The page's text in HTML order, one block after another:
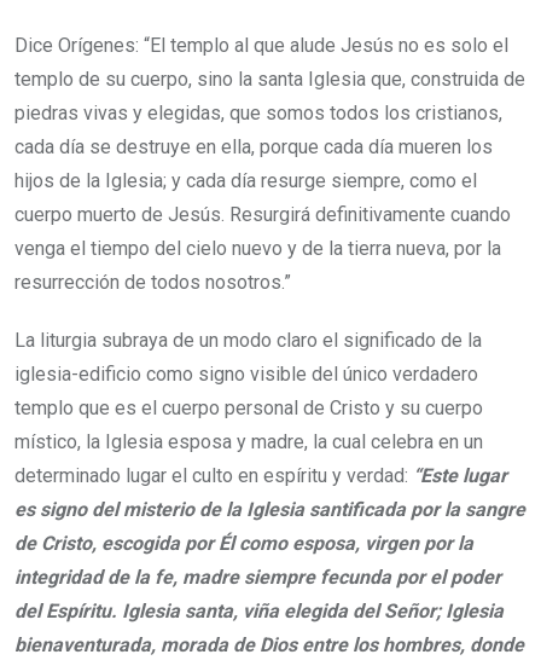
Dice Orígenes: “El templo al que alude Jesús no es solo el
templo de su cuerpo, sino la santa Iglesia que, construida de
piedras vivas y elegidas, que somos todos los cristianos,
cada día se destruye en ella, porque cada día mueren los
hijos de la Iglesia; y cada día resurge siempre, como el
cuerpo muerto de Jesús. Resurgirá definitivamente cuando
venga el tiempo del cielo nuevo y de la tierra nueva, por la
resurrección de todos nosotros.”
La liturgia subraya de un modo claro el significado de la
iglesia-edificio como signo visible del único verdadero
templo que es el cuerpo personal de Cristo y su cuerpo
místico, la Iglesia esposa y madre, la cual celebra en un
determinado lugar el culto en espíritu y verdad: “Este lugar
es signo del misterio de la Iglesia santificada por la sangre
de Cristo, escogida por Él como esposa, virgen por la
integridad de la fe, madre siempre fecunda por el poder
del Espíritu. Iglesia santa, viña elegida del Señor; Iglesia
bienaventurada, morada de Dios entre los hombres, donde